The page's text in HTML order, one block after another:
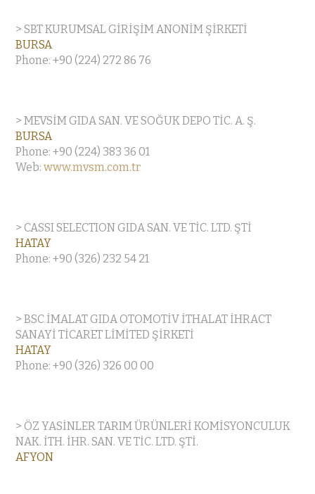
> SBT KURUMSAL GİRİŞİM ANONİM ŞİRKETİ
BURSA
Phone: +90 (224) 272 86 76
> MEVSİM GIDA SAN. VE SOĞUK DEPO TİC. A. Ş.
BURSA
Phone: +90 (224) 383 36 01
Web: www.mvsm.com.tr
> CASSI SELECTION GIDA SAN. VE TİC. LTD. ŞTİ
HATAY
Phone: +90 (326) 232 54 21
> BSC İMALAT GIDA OTOMOTİV İTHALAT İHRACT
SANAYİ TİCARET LİMİTED ŞİRKETİ
HATAY
Phone: +90 (326) 326 00 00
> ÖZ YASİNLER TARIM ÜRÜNLERİ KOMİSYONCULUK
NAK. İTH. İHR. SAN. VE TİC. LTD. ŞTİ.
AFYON